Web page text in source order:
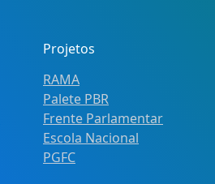
Projetos
RAMA
Palete PBR
Frente Parlamentar
Escola Nacional
PGFC